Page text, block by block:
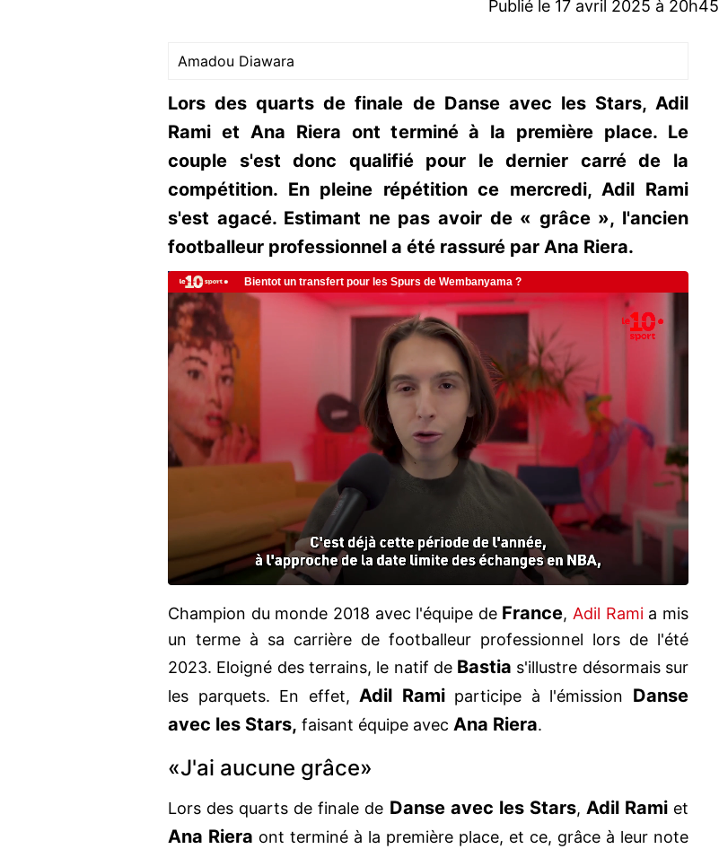
Publié le 17 avril 2025 à 20h45
Amadou Diawara
Lors des quarts de finale de Danse avec les Stars, Adil
Rami et Ana Riera ont terminé à la première place. Le
couple s'est donc qualifié pour le dernier carré de la
compétition. En pleine répétition ce mercredi, Adil Rami
s'est agacé. Estimant ne pas avoir de « grâce », l'ancien
footballeur professionnel a été rassuré par Ana Riera.
Champion du monde 2018 avec l'équipe de France,Adil Rami a mis
un terme à sa carrière de footballeur professionnel lors de l'été
2023. Eloigné des terrains, le natif de Bastia s'illustre désormais sur
les parquets. En effet,Adil Rami participe à l'émission Danse
avec les Stars, faisant équipe avec Ana Riera.
«J'ai aucune grâce»
Lors des quarts de finale de Danse avec les Stars, Adil Rami et
Ana Riera ont terminé à la première place, et ce, grâce à leur note